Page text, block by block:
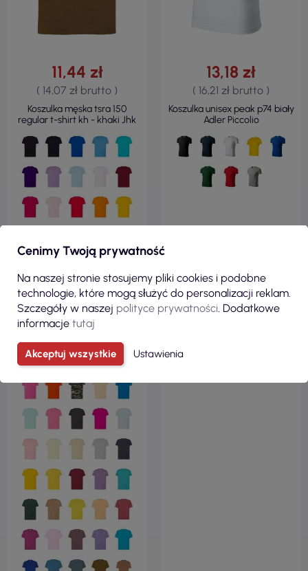
11,44 zł
( 14,07 zł brutto )
Koszulka męska tsra 150
regular t-shirt kh - khaki Jhk
13,18 zł
( 16,21 zł brutto )
Koszulka unisex peak p74 biały
Adler Piccolio
Cenimy Twoją prywatność
Na naszej stronie stosujemy pliki cookies i podobne
technologie, które mogą służyć do personalizacji reklam.
Szczegóły w naszej polityce prywatności . Dodatkowe
informacje tutaj
Akceptuj wszystkie Ustawienia